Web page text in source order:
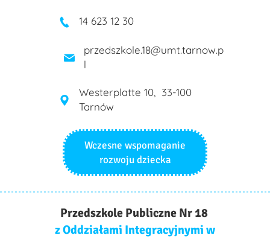
14 623 12 30
przedszkole.18@umt.tarnow.p
l
Westerplatte 10, 33-100
Tarnów
Wczesne wspomaganie
rozwoju dziecka
Przedszkole Publiczne Nr 18
z Oddziałami Integracyjnymi w